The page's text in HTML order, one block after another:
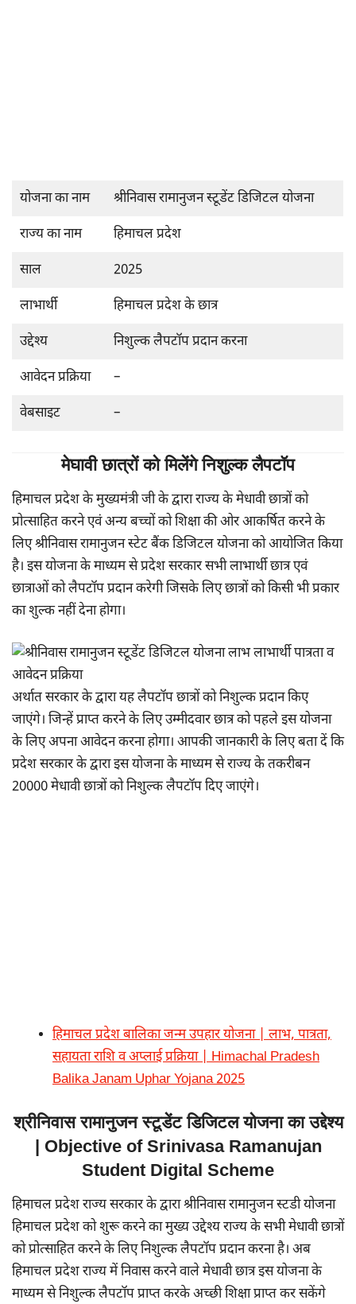
योजना का नाम श्रीनिवास रामानुजन स्टूडेंट डिजिटल योजना
राज्य का नाम हिमाचल प्रदेश
साल 2025
लाभार्थी हिमाचल प्रदेश के छात्र
उद्देश्य निशुल्क लैपटॉप प्रदान करना
आवेदन प्रक्रिया –
वेबसाइट –
मेघावी छात्रों को मिलेंगे निशुल्क लैपटॉप
हिमाचल प्रदेश के मुख्यमंत्री जी के द्वारा राज्य के मेधावी छात्रों को
प्रोत्साहित करने एवं अन्य बच्चों को शिक्षा की ओर आकर्षित करने के
लिए श्रीनिवास रामानुजन स्टेट बैंक डिजिटल योजना को आयोजित किया
है। इस योजना के माध्यम से प्रदेश सरकार सभी लाभार्थी छात्र एवं
छात्राओं को लैपटॉप प्रदान करेगी जिसके लिए छात्रों को किसी भी प्रकार
का शुल्क नहीं देना होगा।
अर्थात सरकार के द्वारा यह लैपटॉप छात्रों को निशुल्क प्रदान किए
जाएंगे। जिन्हें प्राप्त करने के लिए उम्मीदवार छात्र को पहले इस योजना
के लिए अपना आवेदन करना होगा। आपकी जानकारी के लिए बता दें कि
प्रदेश सरकार के द्वारा इस योजना के माध्यम से राज्य के तकरीबन
20000 मेधावी छात्रों को निशुल्क लैपटॉप दिए जाएंगे।
हिमाचल प्रदेश बालिका जन्म उपहार योजना | लाभ, पात्रता,
सहायता राशि व अप्लाई प्रक्रिया | Himachal Pradesh
Balika Janam Uphar Yojana 2025
श्रीनिवास रामानुजन स्टूडेंट डिजिटल योजना का उद्देश्य
| Objective of Srinivasa Ramanujan
Student Digital Scheme
हिमाचल प्रदेश राज्य सरकार के द्वारा श्रीनिवास रामानुजन स्टडी योजना
हिमाचल प्रदेश को शुरू करने का मुख्य उद्देश्य राज्य के सभी मेधावी छात्रों
को प्रोत्साहित करने के लिए निशुल्क लैपटॉप प्रदान करना है। अब
हिमाचल प्रदेश राज्य में निवास करने वाले मेधावी छात्र इस योजना के
माध्यम से निशुल्क लैपटॉप प्राप्त करके अच्छी शिक्षा प्राप्त कर सकेंगे